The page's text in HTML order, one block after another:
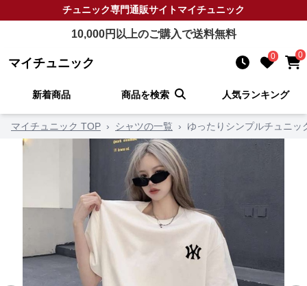
チュニック専門通販サイトマイチュニック
10,000円以上のご購入で送料無料
マイチュニック 0 0
新着商品 商品を検索 人気ランキング
マイチュニック TOP › シャツの一覧 › ゆったりシンプルチュニッ